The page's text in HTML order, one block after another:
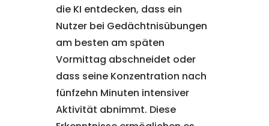
die KI entdecken, dass ein
Nutzer bei Gedächtnisübungen
am besten am späten
Vormittag abschneidet oder
dass seine Konzentration nach
fünfzehn Minuten intensiver
Aktivität abnimmt. Diese